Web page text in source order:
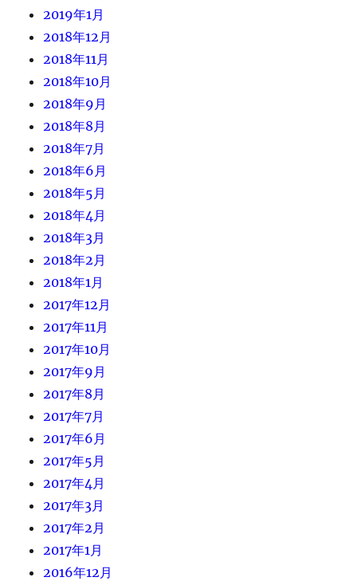
2019年1月
2018年12月
2018年11月
2018年10月
2018年9月
2018年8月
2018年7月
2018年6月
2018年5月
2018年4月
2018年3月
2018年2月
2018年1月
2017年12月
2017年11月
2017年10月
2017年9月
2017年8月
2017年7月
2017年6月
2017年5月
2017年4月
2017年3月
2017年2月
2017年1月
2016年12月